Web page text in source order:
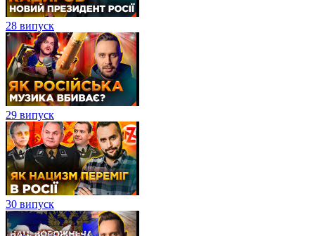
28 випуск
29 випуск
30 випуск